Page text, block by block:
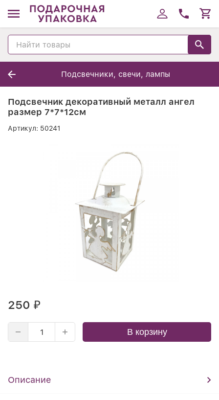
Подсвечники, свечи, лампы
Подсвечник декоративный металл ангел
размер 7*7*12см
Артикул: 50241
250 ₽
В корзину
Описание